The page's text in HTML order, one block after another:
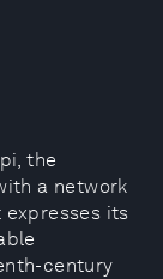
the
a network
its
century